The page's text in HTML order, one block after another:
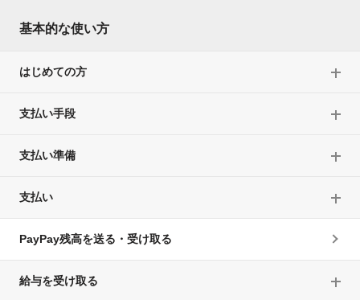
基本的な使い方
はじめての方
支払い手段
支払い準備
支払い
PayPay残高を送る・受け取る
給与を受け取る